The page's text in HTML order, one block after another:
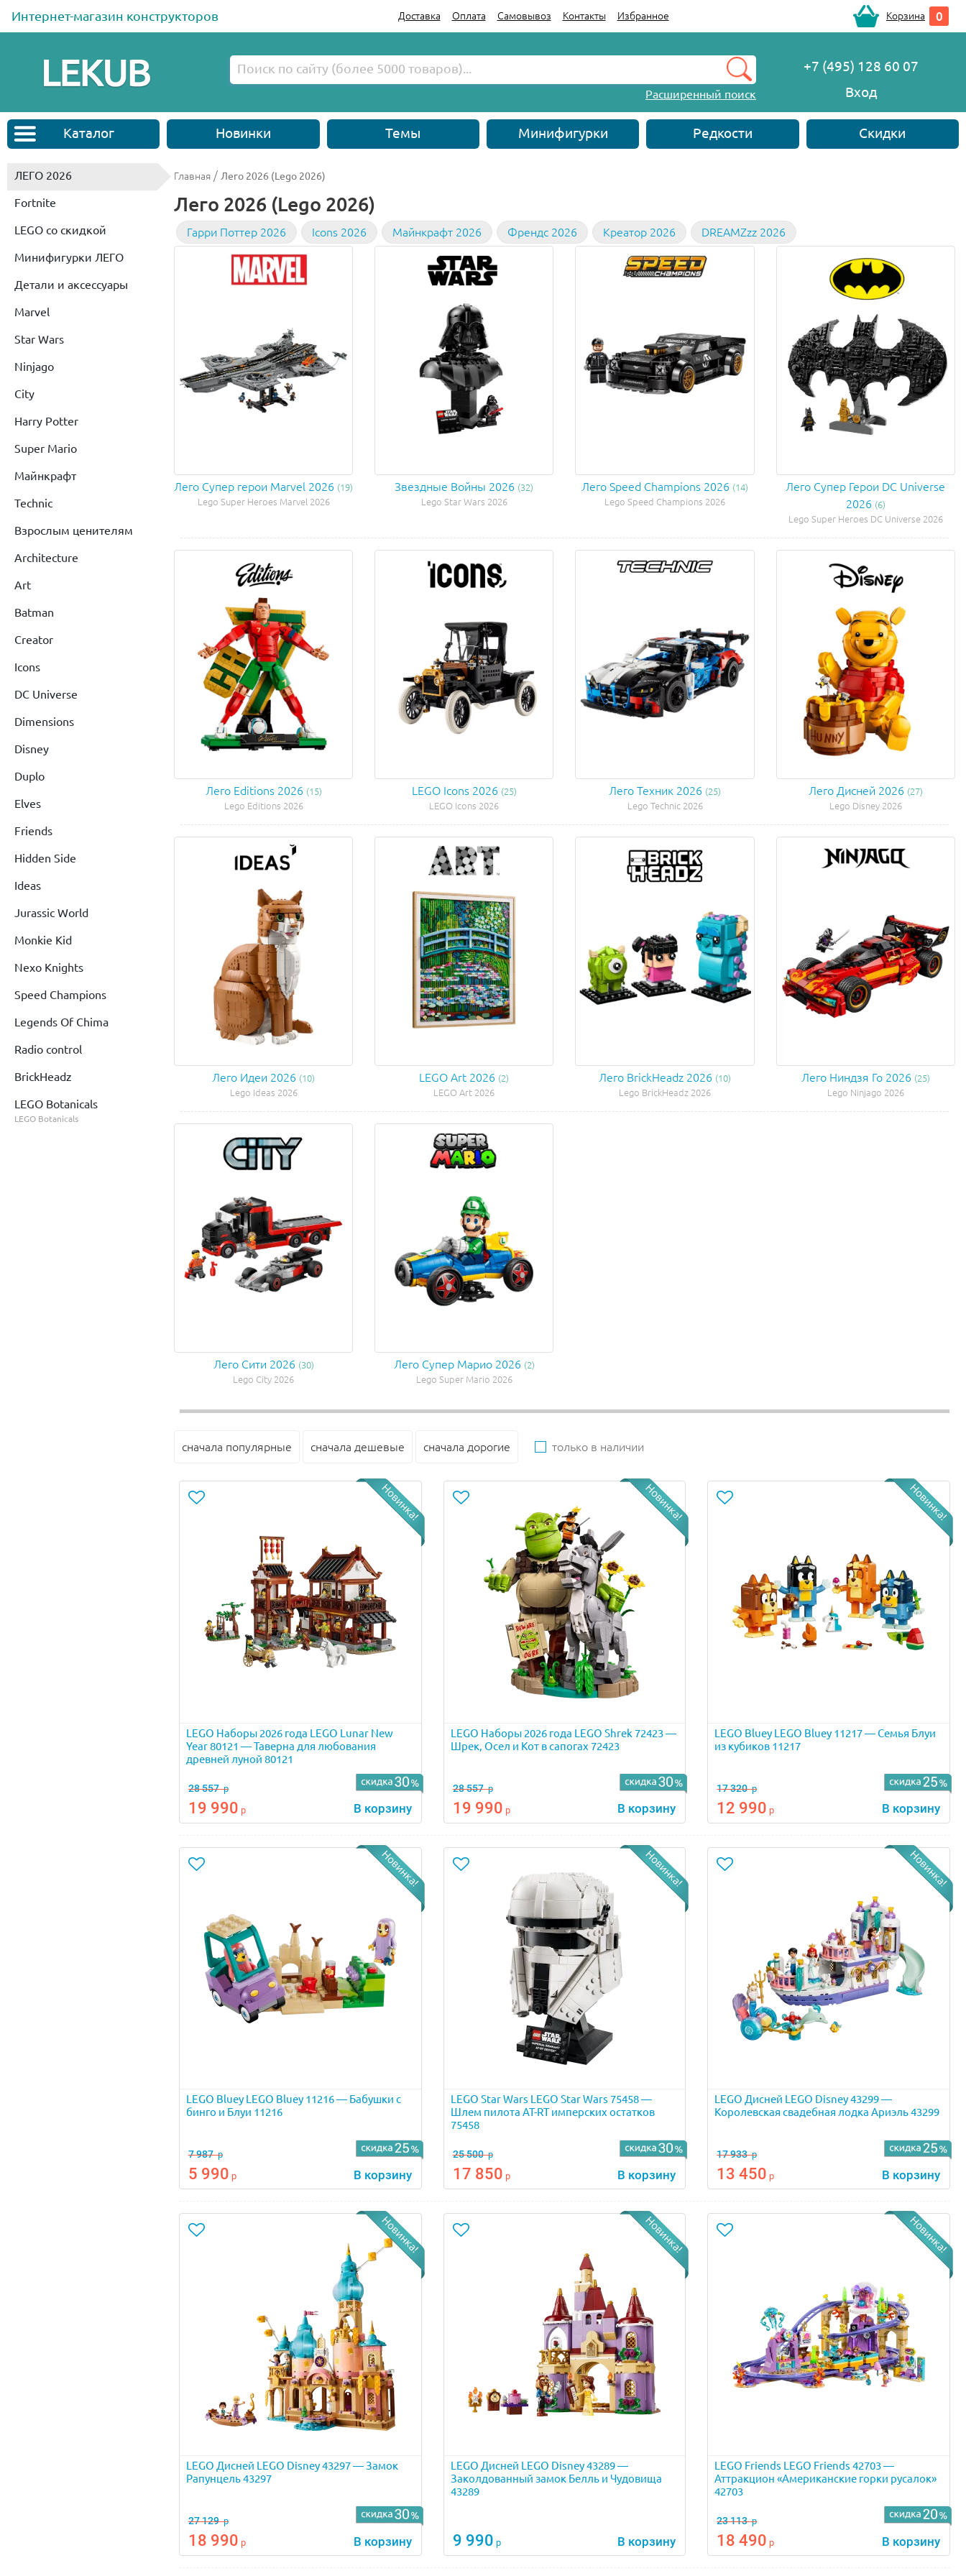
Интернет-магазин конструкторов Доставка Оплата Самовывоз Контакты Избранное Корзина 0
Расширенный поиск
+7 (495) 128 60 07
Вход
Каталог Новинки Темы Минифигурки Редкости Скидки
ЛЕГО 2026
Fortnite
LEGO со скидкой
Минифигурки ЛЕГО
Детали и аксессуары
Marvel
Star Wars
Ninjago
City
Harry Potter
Super Mario
Майнкрафт
Technic
Взрослым ценителям
Architecture
Art
Batman
Creator
Icons
DC Universe
Dimensions
Disney
Duplo
Elves
Friends
Hidden Side
Ideas
Jurassic World
Monkie Kid
Nexo Knights
Speed Champions
Legends Of Chima
Radio control
BrickHeadz
LEGO Botanicals
LEGO Botanicals
Главная/ Лего 2026 (Lego 2026)
Лего 2026 (Lego 2026)
Гарри Поттер 2026 Icons 2026 Майнкрафт 2026 Френдс 2026 Креатор 2026 DREAMZzz 2026
Лего Супер герои Marvel 2026 (19)
Lego Super Heroes Marvel 2026
Звездные Войны 2026 (32)
Lego Star Wars 2026
Лего Speed Champions 2026 (14)
Lego Speed Champions 2026
Лего Супер Герои DC Universe
2026 (6)
Lego Super Heroes DC Universe 2026
Лего Editions 2026 (15)
Lego Editions 2026
LEGO Icons 2026 (25)
LEGO Icons 2026
Лего Техник 2026 (25)
Lego Technic 2026
Лего Дисней 2026 (27)
Lego Disney 2026
Лего Идеи 2026 (10)
Lego Ideas 2026
LEGO Art 2026 (2)
LEGO Art 2026
Лего BrickHeadz 2026 (10)
Lego BrickHeadz 2026
Лего Ниндзя Го 2026 (25)
Lego Ninjago 2026
Лего Сити 2026 (30)
Lego City 2026
Лего Супер Марио 2026 (2)
Lego Super Mario 2026
сначала популярные сначала дешевые сначала дорогие только в наличии
LEGO Наборы 2026 года LEGO Lunar New
Year 80121 — Таверна для любования
древней луной 80121
28 557р
19 990 р В корзину
LEGO Наборы 2026 года LEGO Shrek 72423 —
Шрек, Осел и Кот в сапогах 72423
28 557р
19 990 р В корзину
LEGO Bluey LEGO Bluey 11217 — Семья Блуи
из кубиков 11217
17 320р
12 990 р В корзину
LEGO Bluey LEGO Bluey 11216 — Бабушки с
бинго и Блуи 11216
7 987р
5 990 р В корзину
LEGO Star Wars LEGO Star Wars 75458 —
Шлем пилота AT-RT имперских остатков
75458
25 500р
17 850 р В корзину
LEGO Дисней LEGO Disney 43299 —
Королевская свадебная лодка Ариэль 43299
17 933р
13 450 р В корзину
LEGO Дисней LEGO Disney 43297 — Замок
Рапунцель 43297
27 129р
18 990 р В корзину
LEGO Дисней LEGO Disney 43289 —
Заколдованный замок Белль и Чудовища
43289
9 990 р В корзину
LEGO Friends LEGO Friends 42703 —
Аттракцион «Американские горки русалок»
42703
23 113р
18 490 р В корзину